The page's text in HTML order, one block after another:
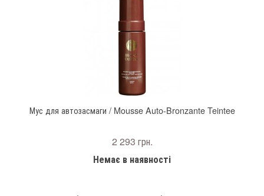
Мус для автозасмаги / Mousse Auto-Bronzante Teintee
2 293 грн.
Немає в наявності